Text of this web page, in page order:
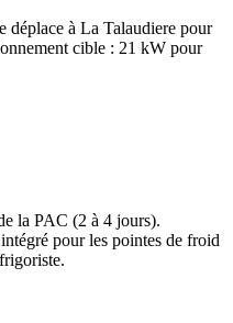
déplace à La Talaudiere pour
cible : 21 kW pour
la PAC (2 à 4 jours).
pour les pointes de froid